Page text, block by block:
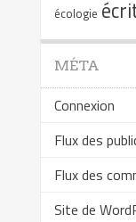
écologie
MÉTA
Connexion
Flux des
Flux des
Site de